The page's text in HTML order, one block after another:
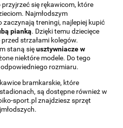
się rękawicom, które
Najmłodszym
treningi, najlepiej kupić
pianką. Dzięki temu dziecięce
strzałami kolegów.
staną sięusztywniacze w
niektóre modele. Do tego
rozmiaru.
bramkarskie, które
są dostępne również w
sport.pl znajdziesz sprzęt